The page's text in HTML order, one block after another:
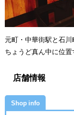
元町・中華街駅と石川
ちょうど真ん中に位置
店舗情報
Shop info